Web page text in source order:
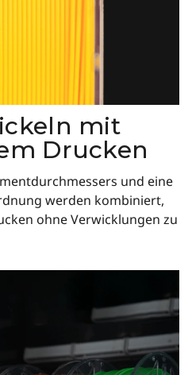
mit
Drucken
und eine
werden kombiniert,
ohne Verwicklungen zu